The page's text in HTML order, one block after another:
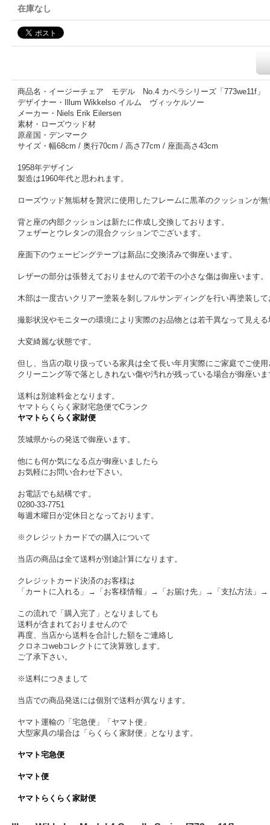
在庫なし
商品名・イージーチェア モデル No.4 カペラシリーズ「773we11f」
デザイナー・Illum Wikkelso イルム ヴィッケルソー
メーカー・Niels Erik Eilersen
素材・ローズウッド材
原産国・デンマーク
サイズ・幅68cm / 奥行70cm / 高さ77cm / 座面高さ43cm
1958年デザイン
製造は1960年代と思われます。
ローズウッド無垢材を贅沢に使用したフレームに黒革のクッションが
背と座の内部クッションは新たに作成し交換しております。
フェザーとウレタンの混合クッションでございます。
座面下のウェービングテープは新品に交換済みで御座います。
レザーの部分は張替えておりませんので若干の小さな傷は御座います。
木部は一度古いクリアー塗装を剝しフルサンディングを行い再塗装し
撮影状況やモニターの環境により実際のお品物とは若干異なって見え
大変綺麗な状態です。
但し、当店の取り扱っている家具は全て長い年月実際にご家庭でご使
クリーニング等で落としきれない傷や汚れが残っている場合が御座い
送料は別途料金となります。
ヤマトらくらく家財宅急便でCランク
ヤマトらくらく家財便
茨城県からの発送で御座います。
他にも何か気になる点が御座いましたら
お気軽にお問い合わせ下さい。
お電話でも結構です。
0280-33-7751
毎週木曜日が定休日となっております。
※クレジットカードでの購入について
当店の商品は全て送料が別途計算になります。
クレジットカード決済のお客様は
「カートに入れる」→「お客様情報」→「お届け先」→「支払方法」
この流れで「購入完了」となりましても
送料が含まれておりませんので
再度、当店から送料を合計した額をご連絡し
クロネコwebコレクトにて決算致します。
ご了承下さい。
※送料につきまして
当店での商品発送には個別で送料が異なります。
ヤマト運輸の「宅急便」「ヤマト便」
大型家具の場合は「らくらく家財便」となります。
ヤマト宅急便
ヤマト便
ヤマトらくらく家財便